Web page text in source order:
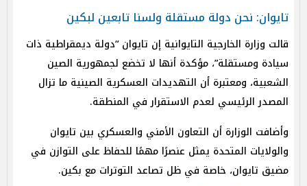
تايوان: نحن دولة مستقلة ولسنا تابعين لبكين
قالت وزارة الخارجية التايوانية إن تايوان “دولة ديمقراطية ذات
سيادة ومستقلة”، مؤكدة أنها لا تخضع لجمهورية الصين
الشعبية، ومعتبرة أن التهديدات العسكرية الصينية ما تزال
المصدر الرئيسي لعدم الاستقرار في المنطقة.
وأضافت الوزارة أن التعاون الأمني والعسكري بين تايوان
والولايات المتحدة يمثل عنصرًا مهمًا للحفاظ على التوازن في
مضيق تايوان، خاصة في ظل تصاعد التوترات مع بكين.